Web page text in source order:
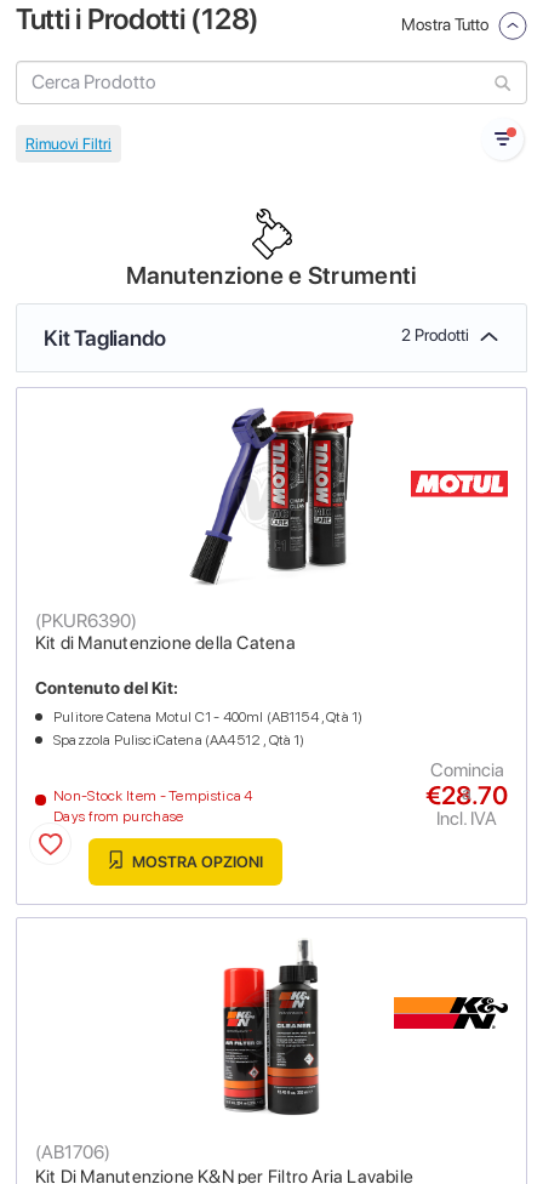
Tutti i Prodotti (128) Mostra Tutto
Manutenzione e Strumenti
Kit Tagliando 2 Prodotti
Kit di Manutenzione della Catena
(PKUR6390)
Non-Stock Item - Tempistica 4
Days from purchase
Contenuto del Kit:
Pulitore Catena Motul C1 - 400ml (AB1154 , Qtà 1)
Spazzola PulisciCatena (AA4512 , Qtà 1)
€28.70
Incl. IVA
Comincia
a
MOSTRA OPZIONI
Kit Di Manutenzione K&N per Filtro Aria Lavabile
(AB1706)